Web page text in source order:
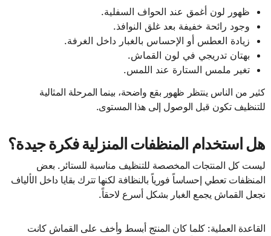
ظهور لون أغمق عند الحواف السفلية.
وجود رائحة خفيفة بعد غلق النوافذ.
زيادة العطس أو الإحساس بالغبار داخل الغرفة.
بهتان تدريجي في لون القماش.
تغير ملمس الستارة عند اللمس.
كثير من الناس ينتظر ظهور بقع واضحة، بينما المرحلة المثالية
للتنظيف تكون قبل الوصول إلى هذا المستوى.
هل استخدام المنظفات المنزلية فكرة جيدة؟
ليست كل المنتجات المخصصة للتنظيف مناسبة للستائر. بعض
المنظفات تعطي إحساساً فورياً بالنظافة لكنها تترك بقايا داخل الألياف
تجعل القماش يجمع الغبار بشكل أسرع لاحقاً.
القاعدة العملية: كلما كان المنتج أبسط وأخف على القماش كانت